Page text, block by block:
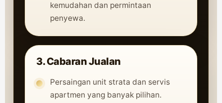
kemudahan dan permintaan
penyewa.
3. Cabaran Jualan
Persaingan unit strata dan servis
apartmen yang banyak pilihan.